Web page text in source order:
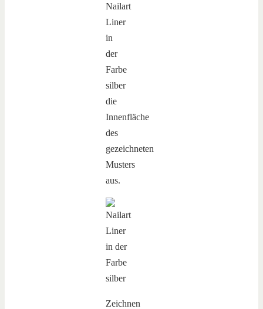
Nailart
Liner
in
der
Farbe
silber
die
Innenfläche
des
gezeichneten
Musters
aus.
Zeichnen